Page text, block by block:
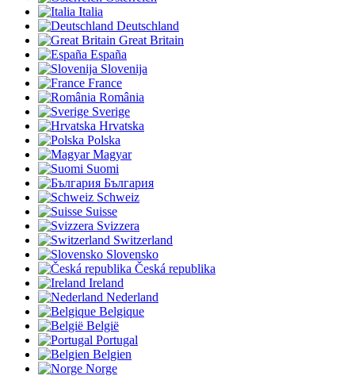
Italia
Deutschland
Great Britain
España
Slovenija
France
România
Sverige
Hrvatska
Polska
Magyar
Suomi
България
Schweiz
Suisse
Svizzera
Switzerland
Slovensko
Česká republika
Ireland
Nederland
Belgique
België
Portugal
Belgien
Norge